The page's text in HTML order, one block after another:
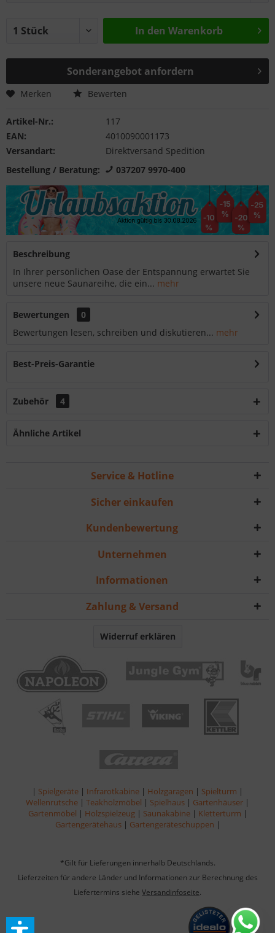
In den Warenkorb
Sonderangebot anfordern
Merken Bewerten
Artikel-Nr.:
117
EAN:
4010090001173
Versandart:
Direktversand Spedition
Bestellung / Beratung:
037207 9970-400
Beschreibung
In Ihrer persönlichen Oase der Entspannung erwartet Sie
unsere neue Saunareihe, die ein... mehr
Bewertungen
0
Bewertungen lesen, schreiben und diskutieren... mehr
Best-Preis-Garantie
Zubehör 4
Ähnliche Artikel
Service & Hotline
Sicher einkaufen
Kundenbewertung
Unternehmen
Informationen
Zahlung & Versand
Widerruf erklären
| Spielgeräte | Infrarotkabine | Holzgaragen | Spielturm |
Wellenrutsche | Teakholzmöbel | Spielhaus | Gartenhäuser |
Gartenmöbel | Holzspielzeug | Saunakabine | Kletterturm |
Gartengerätehaus | Gartengeräteschuppen |
*Gilt für Lieferungen innerhalb Deutschlands.
Lieferzeiten für andere Länder und Informationen zur Berechnung des
Liefertermins siehe Versandinfoseite.